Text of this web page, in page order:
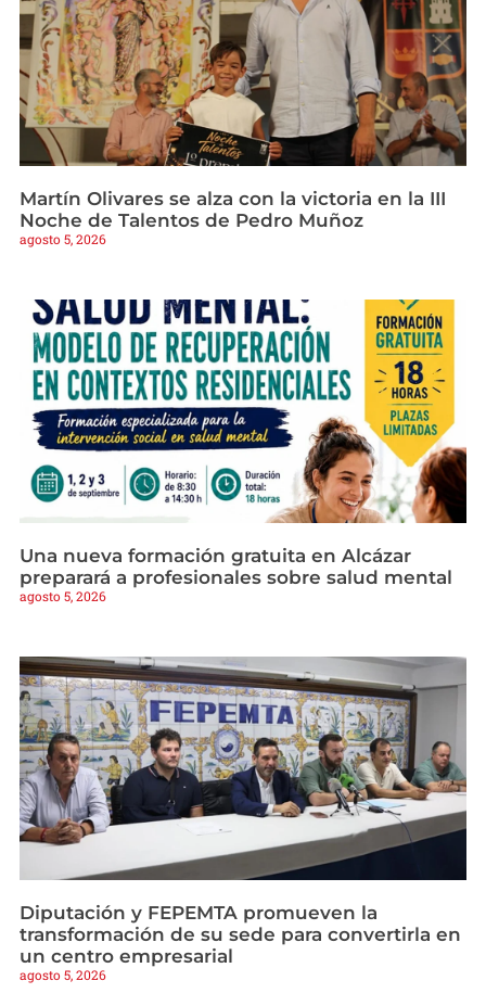
Martín Olivares se alza con la victoria en la III
Noche de Talentos de Pedro Muñoz
agosto 5, 2026
Una nueva formación gratuita en Alcázar
preparará a profesionales sobre salud mental
agosto 5, 2026
Diputación y FEPEMTA promueven la
transformación de su sede para convertirla en
un centro empresarial
agosto 5, 2026